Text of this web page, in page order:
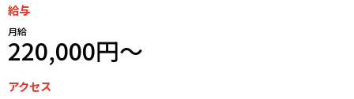
給与
月給
220,000円～
アクセス